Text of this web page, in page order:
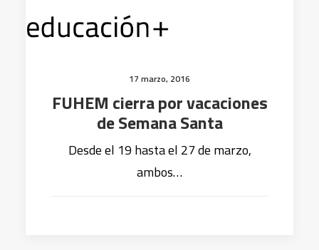
17 marzo, 2016
FUHEM cierra por vacaciones
de Semana Santa
Desde el 19 hasta el 27 de marzo,
ambos…